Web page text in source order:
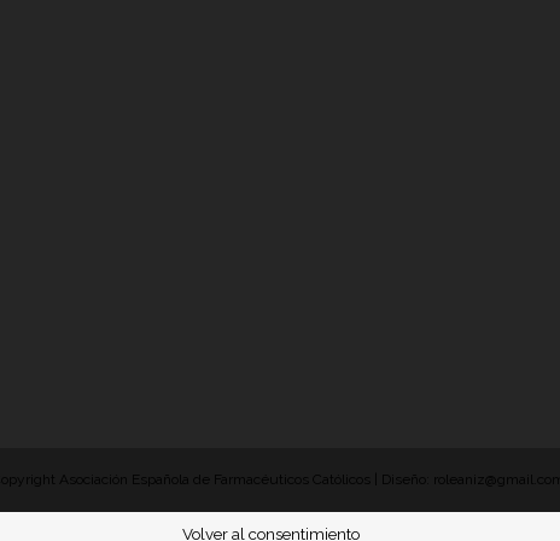
Asociación Española de Farmacéuticos Católicos | Diseño: roleaniz@gmail.com
Volver al consentimiento